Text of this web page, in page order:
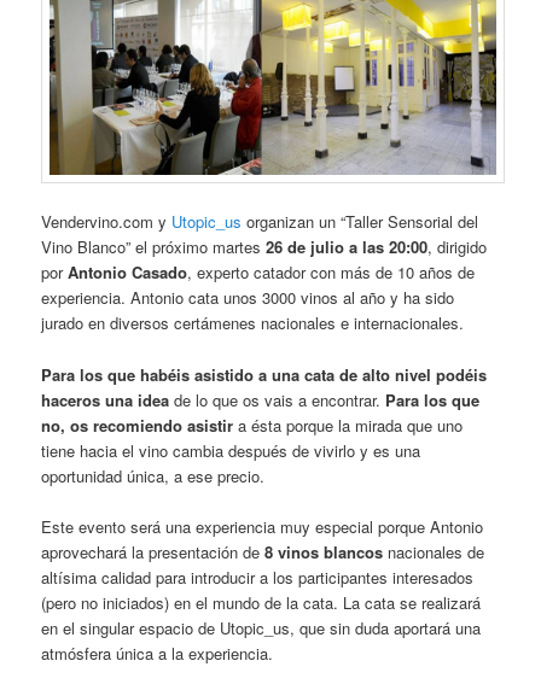
Vendervino.com y Utopic_us organizan un “Taller Sensorial del
Vino Blanco” el próximo martes26 de julio a las 20:00, dirigido
porAntonio Casado, experto catador con más de 10 años de
experiencia. Antonio cata unos 3000 vinos al año y ha sido
jurado en diversos certámenes nacionales e internacionales.
Para los que habéis asistido a una cata de alto nivel podéis
haceros una idea de lo que os vais a encontrar. Para los que
no, os recomiendo asistir a ésta porque la mirada que uno
tiene hacia el vino cambia después de vivirlo y es una
oportunidad única, a ese precio.
Este evento será una experiencia muy especial porque Antonio
aprovechará la presentación de8 vinos blancos nacionales de
altísima calidad para introducir a los participantes interesados
(pero no iniciados) en el mundo de la cata. La cata se realizará
en el singular espacio de Utopic_us, que sin duda aportará una
atmósfera única a la experiencia.